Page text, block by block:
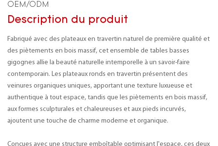
OEM/ODM
Description du produit
Fabriqué avec des plateaux en travertin naturel de première qualité et
des piètements en bois massif, cet ensemble de tables basses
gigognes allie la beauté naturelle intemporelle à un savoir-faire
contemporain. Les plateaux ronds en travertin présentent des
veinures organiques uniques, apportant une texture luxueuse et
authentique à tout espace, tandis que les piètements en bois massif,
aux formes sculpturales et chaleureuses et aux pieds incurvés,
ajoutent une touche de charme moderne et organique.
Conçues avec une structure emboîtable optimisant l'espace, ces deux